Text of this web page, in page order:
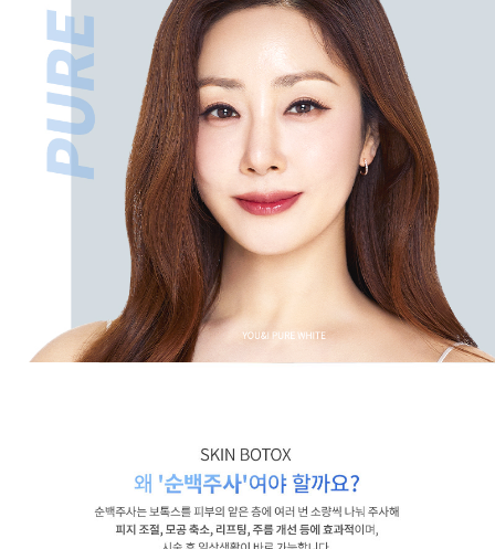
수원점 판교점 광교점
산본점 부천점 일산점
김포점 인천검단점 동탄점 평택점
안양점 부평점 의정부점
분당미금점 과천점 하남미사점
경기광주점
CHUNGCHEONG-DO
목포점